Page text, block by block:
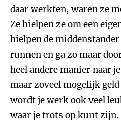
daar werkten, waren ze
Ze hielpen ze om een
hielpen de
runnen en ga zo maar
heel andere manier naar
maar zoveel mogelijk
wordt je werk ook veel
waar je trots op kunt zijn.